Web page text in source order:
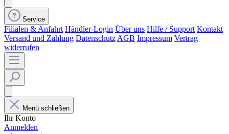
Service
Filialen & Anfahrt Händler-Login Über uns Hilfe / Support Kontakt
Versand und Zahlung Datenschutz AGB Impressum Vertrag
widerrufen
Menü schließen
Ihr Konto
Anmelden